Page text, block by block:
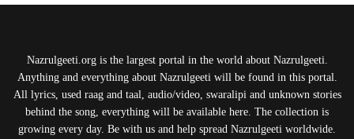
Nazrulgeeti.org is the largest portal in the world about Nazrulgeeti.
Anything and everything about Nazrulgeeti will be found in this portal.
All lyrics, used raag and taal, audio/video, swaralipi and unknown stories
behind the song, everything will be available here. The collection is
growing every day. Be with us and help spread Nazrulgeeti worldwide.